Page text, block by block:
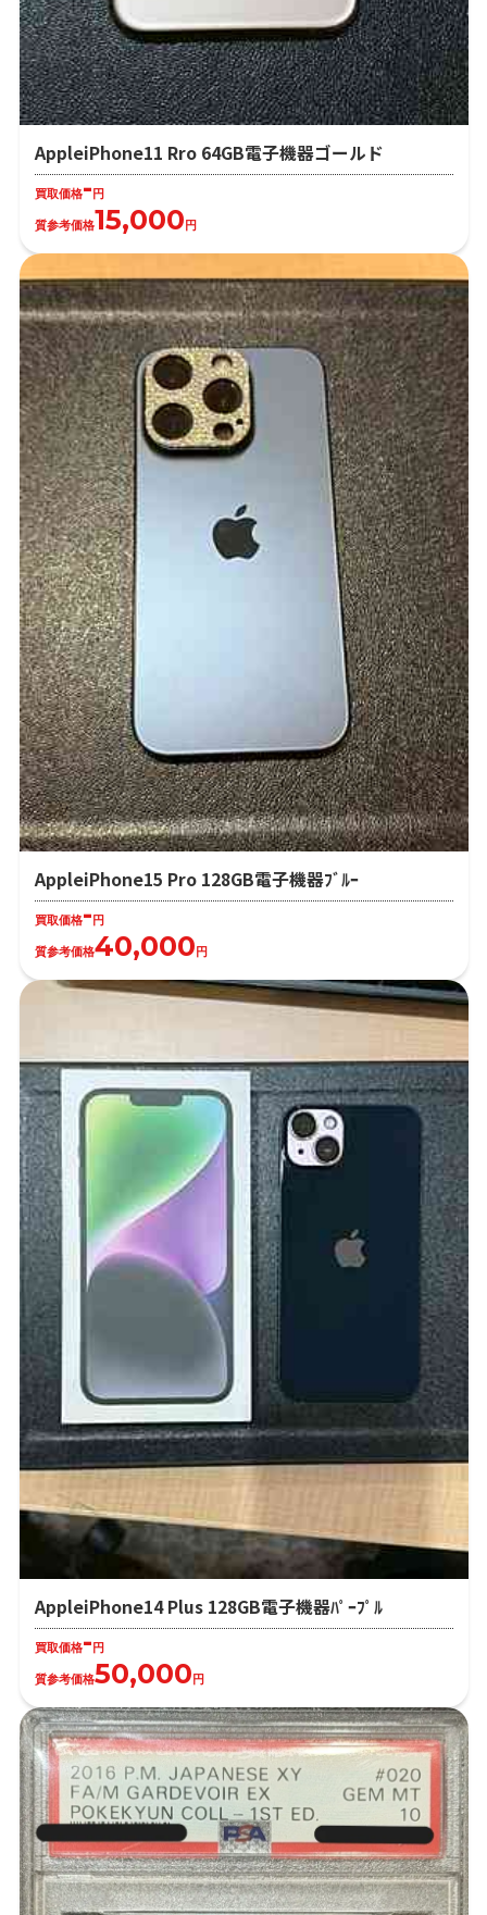
AppleiPhone11 Rro 64GB電子機器ゴールド
買取価格-円
質参考価格15,000円
AppleiPhone15 Pro 128GB電子機器ﾌﾞﾙｰ
買取価格- 円
質参考価格40,000 円
AppleiPhone14 Plus 128GB電子機器ﾊﾟｰﾌﾟﾙ
買取価格- 円
質参考価格50,000 円